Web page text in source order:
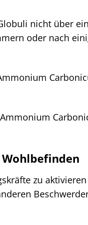
nicht über
oder nach
zu